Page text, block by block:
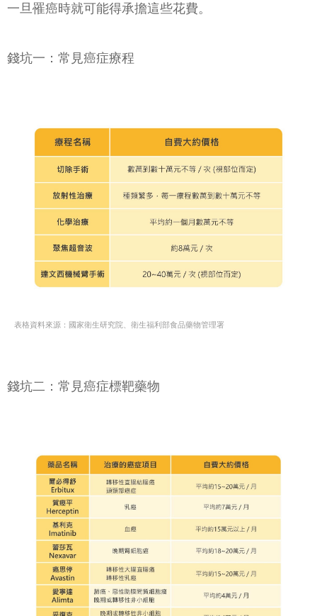
一旦罹癌時就可能得承擔這些花費。
錢坑一：常見癌症療程
表格資料來源：國家衛生研究院、衛生福利部食品藥物管理署
錢坑二：常見癌症標靶藥物